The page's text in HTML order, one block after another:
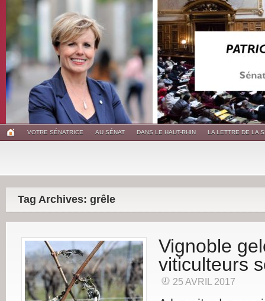
VOTRE SÉNATRICE AU SÉNAT DANS LE HAUT-RHIN LA LETTRE DE LA
Tag Archives: grêle
Vignoble
viticulteurs
25 AVRIL 2017